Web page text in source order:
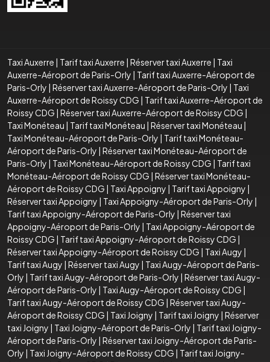
Taxi Auxerre | Tarif taxi Auxerre | Réserver taxi Auxerre | Taxi
Auxerre-Aéroport de Paris-Orly | Tarif taxi Auxerre-Aéroport de
Paris-Orly | Réserver taxi Auxerre-Aéroport de Paris-Orly | Taxi
Auxerre-Aéroport de Roissy CDG | Tarif taxi Auxerre-Aéroport de
Roissy CDG | Réserver taxi Auxerre-Aéroport de Roissy CDG |
Taxi Monéteau | Tarif taxi Monéteau | Réserver taxi Monéteau |
Taxi Monéteau-Aéroport de Paris-Orly | Tarif taxi Monéteau-
Aéroport de Paris-Orly | Réserver taxi Monéteau-Aéroport de
Paris-Orly | Taxi Monéteau-Aéroport de Roissy CDG | Tarif taxi
Monéteau-Aéroport de Roissy CDG | Réserver taxi Monéteau-
Aéroport de Roissy CDG | Taxi Appoigny | Tarif taxi Appoigny |
Réserver taxi Appoigny | Taxi Appoigny-Aéroport de Paris-Orly |
Tarif taxi Appoigny-Aéroport de Paris-Orly | Réserver taxi
Appoigny-Aéroport de Paris-Orly | Taxi Appoigny-Aéroport de
Roissy CDG | Tarif taxi Appoigny-Aéroport de Roissy CDG |
Réserver taxi Appoigny-Aéroport de Roissy CDG | Taxi Augy |
Tarif taxi Augy | Réserver taxi Augy | Taxi Augy-Aéroport de Paris-
Orly | Tarif taxi Augy-Aéroport de Paris-Orly | Réserver taxi Augy-
Aéroport de Paris-Orly | Taxi Augy-Aéroport de Roissy CDG |
Tarif taxi Augy-Aéroport de Roissy CDG | Réserver taxi Augy-
Aéroport de Roissy CDG | Taxi Joigny | Tarif taxi Joigny | Réserver
taxi Joigny | Taxi Joigny-Aéroport de Paris-Orly | Tarif taxi Joigny-
Aéroport de Paris-Orly | Réserver taxi Joigny-Aéroport de Paris-
Orly | Taxi Joigny-Aéroport de Roissy CDG | Tarif taxi Joigny-